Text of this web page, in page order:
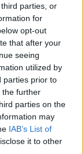
parties, or
for
opt-out
that after your
seeing
utilized by
parties prior to
the further
parties on the
may
IAB’s List of
it to other
vecchia
in tutta sicurezza,
30 ottobre
e Largo Verona:
di cantiere,
sede stradale nel
da via
sud eccetto mezzi